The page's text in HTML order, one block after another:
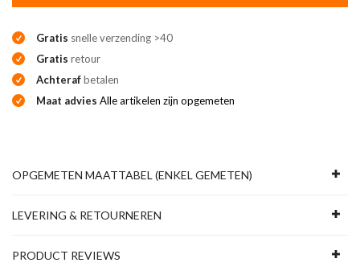
Gratis snelle verzending >40
Gratis retour
Achterafbetalen
Maat advies Alle artikelen zijn opgemeten
OPGEMETEN MAATTABEL (ENKEL GEMETEN)
LEVERING & RETOURNEREN
PRODUCT REVIEWS